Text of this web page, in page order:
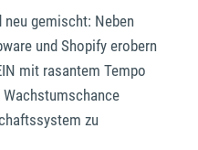
neu gemischt: Neben
und Shopify erobern
mit rasantem Tempo
zu